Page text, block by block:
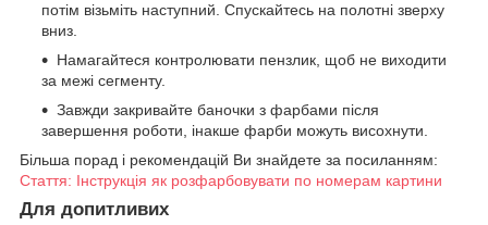
потім візьміть наступний. Спускайтесь на полотні зверху
вниз.
Намагайтеся контролювати пензлик, щоб не виходити
за межі сегменту.
Завжди закривайте баночки з фарбами після
завершення роботи, інакше фарби можуть висохнути.
Більша порад і рекомендацій Ви знайдете за посиланням:
Стаття: Інструкція як розфарбовувати по номерам картини
Для допитливих